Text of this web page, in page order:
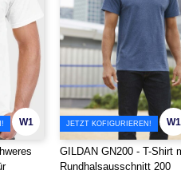
W1 W1
JETZT KOFIGURIEREN!
GILDAN GN200 - T-Shirt
Rundhalsausschnitt 200